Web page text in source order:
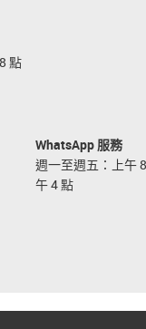
點
WhatsApp 服務
週一至週五：上午
午 4 點